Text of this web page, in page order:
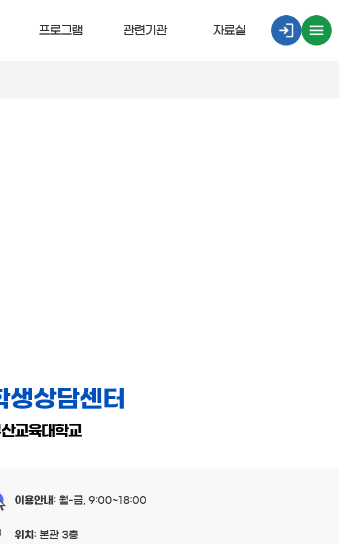
프로그램 관련기관 자료실
생상담센터
교육대학교
이용안내 : 월-금, 9:00~18:00
위치 : 본관 3층